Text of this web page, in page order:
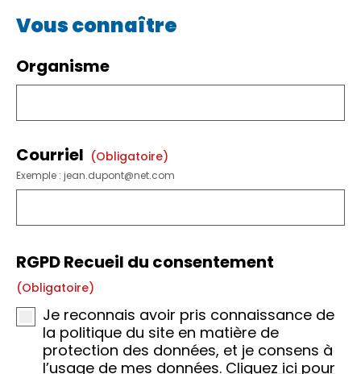
Vous connaître
Organisme
Courriel (obligatoire)
Exemple : jean.dupont@net.com
RGPD Recueil du consentement
(obligatoire)
Je reconnais avoir pris connaissance de
la politique du site en matière de
protection des données, et je consens à
l’usage de mes données. Cliquez ici pour